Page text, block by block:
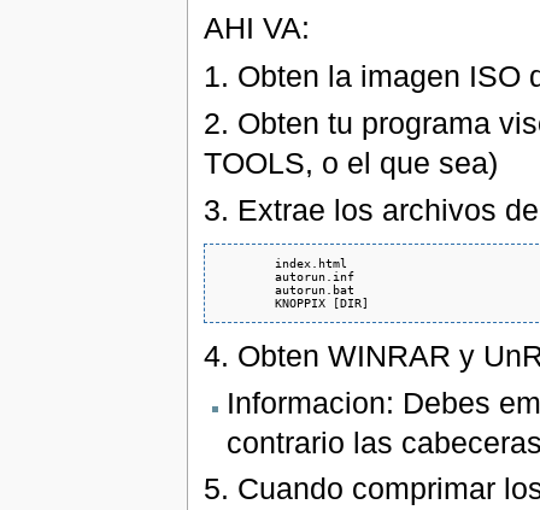
AHI VA:
1. Obten la imagen ISO
2. Obten tu programa
TOOLS, o el que sea)
3. Extrae los archivos
        index.html
        autorun.inf
        autorun.bat
4. Obten WINRAR y
Informacion: Debes
contrario las
5. Cuando comprimar